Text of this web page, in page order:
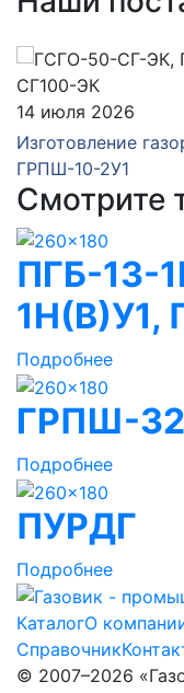
14 июля 2026
Изготовление
ГРПШ-10-2У1
Смотрите
ПГБ-13-
1Н(В)У1,
Подробнее
ГРПШ-
Подробнее
ПУРДГ
Подробнее
КаталогО
Справочник
© 2007–2026